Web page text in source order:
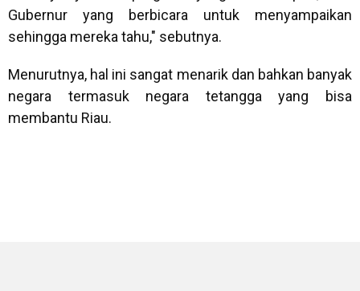
Gubernur yang berbicara untuk menyampaikan
sehingga mereka tahu," sebutnya.
Menurutnya, hal ini sangat menarik dan bahkan banyak
negara termasuk negara tetangga yang bisa
membantu Riau.